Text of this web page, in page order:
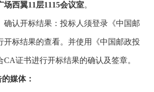
场西翼11层1115会议室。
确认开标结果：投标人须登录《中国邮
开标结果的查看。并使用《中国邮政投
证书进行开标结果的确认及签章。
媒体：